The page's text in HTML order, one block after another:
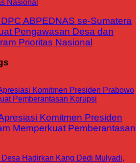
ABPEDNAS se-Sumatera
Pengawasan Desa dan
Prioritas Nasional
Komitmen Presiden
Memperkuat Pemberantasan